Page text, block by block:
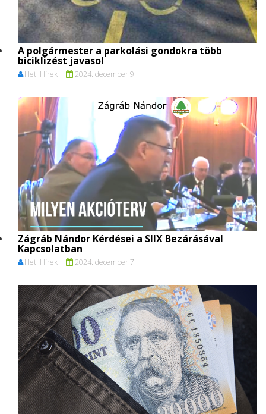
A polgármester a parkolási gondokra több
biciklizést javasol
Heti Hírek 2024. december 9.
Zágráb Nándor Kérdései a SIIX Bezárásával
Kapcsolatban
Heti Hírek 2024. december 7.